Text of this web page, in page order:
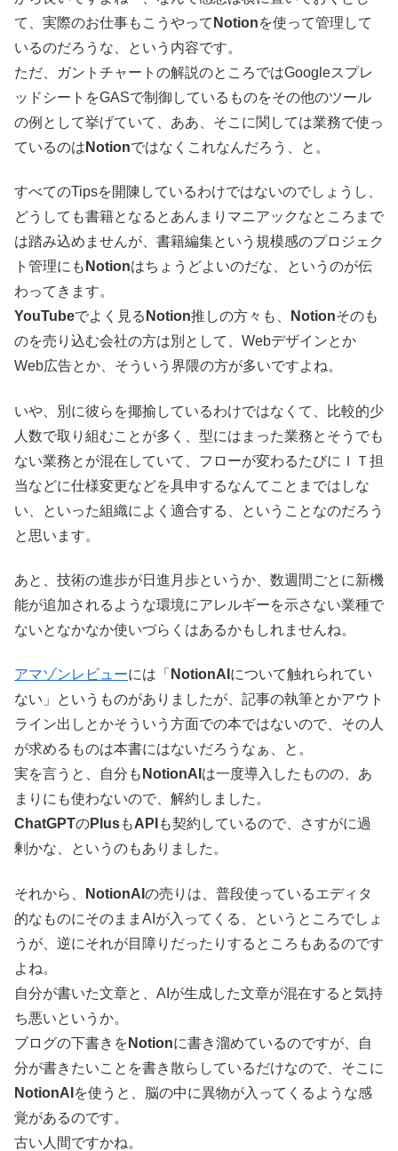
て、実際のお仕事もこうやって Notionを使って管理して
いるのだろうな、という内容です。
ただ、ガントチャートの解説のところではGoogleスプレ
ッドシートをGASで制御しているものをその他のツール
の例として挙げていて、ああ、そこに関しては業務で使っ
ているのは Notionではなくこれなんだろう、と。
すべてのTipsを開陳しているわけではないのでしょうし、
どうしても書籍となるとあんまりマニアックなところまで
は踏み込めませんが、書籍編集という規模感のプロジェク
ト管理にも Notionはちょうどよいのだな、というのが伝
わってきます。
YouTubeでよく見る Notion推しの方々も、 Notionそのも
のを売り込む会社の方は別として、Webデザインとか
Web広告とか、そういう界隈の方が多いですよね。
いや、別に彼らを揶揄しているわけではなくて、比較的少
人数で取り組むことが多く、型にはまった業務とそうでも
ない業務とが混在していて、フローが変わるたびにＩＴ担
当などに仕様変更などを具申するなんてことまではしな
い、といった組織によく適合する、ということなのだろう
と思います。
あと、技術の進歩が日進月歩というか、数週間ごとに新機
能が追加されるような環境にアレルギーを示さない業種で
ないとなかなか使いづらくはあるかもしれませんね。
アマゾンレビューには「 NotionAI について触れられてい
ない」というものがありましたが、記事の執筆とかアウト
ライン出しとかそういう方面での本ではないので、その人
が求めるものは本書にはないだろうなぁ、と。
実を言うと、自分も NotionAI は一度導入したものの、あ
まりにも使わないので、解約しました。
ChatGPTのPlusもAPI も契約しているので、さすがに過
剰かな、というのもありました。
それから、 NotionAI の売りは、普段使っているエディタ
的なものにそのままAIが入ってくる、というところでしょ
うが、逆にそれが目障りだったりするところもあるのです
よね。
自分が書いた文章と、AIが生成した文章が混在すると気持
ち悪いというか。
ブログの下書きを Notionに書き溜めているのですが、自
分が書きたいことを書き散らしているだけなので、そこに
NotionAI を使うと、脳の中に異物が入ってくるような感
覚があるのです。
古い人間ですかね。